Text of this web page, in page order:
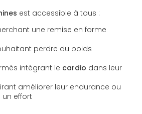
est accessible à tous :
une remise en forme
perdre du poids
intégrant le cardio dans leur
améliorer leur endurance ou
effort